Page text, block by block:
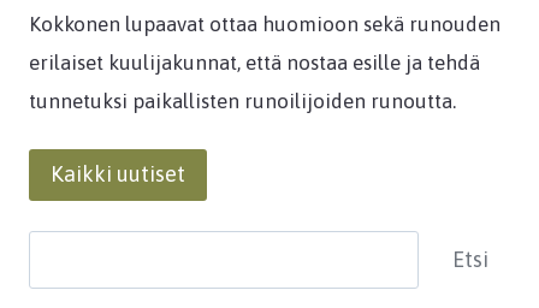
Kokkonen lupaavat ottaa huomioon sekä runouden
erilaiset kuulijakunnat, että nostaa esille ja tehdä
tunnetuksi paikallisten runoilijoiden runoutta.
Kaikki uutiset
Etsi